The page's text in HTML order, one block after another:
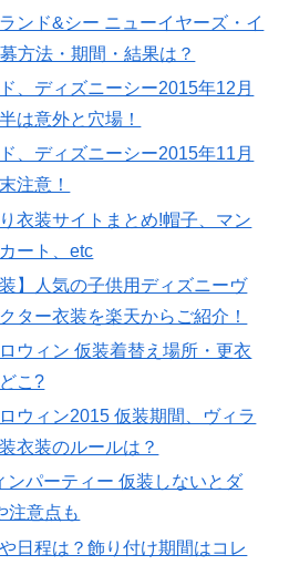
ンド&シー ニューイヤーズ・イ
方法・期間・結果は？
、ディズニーシー2015年12月
は意外と穴場！
、ディズニーシー2015年11月
注意！
衣装サイトまとめ!帽子、マン
ート、etc
】人気の子供用ディズニーヴ
ター衣装を楽天からご紹介！
ウィン 仮装着替え場所・更衣
こ?
ウィン2015 仮装期間、ヴィラ
衣装のルールは？
ンパーティー 仮装しないとダ
注意点も
日程は？飾り付け期間はコレ